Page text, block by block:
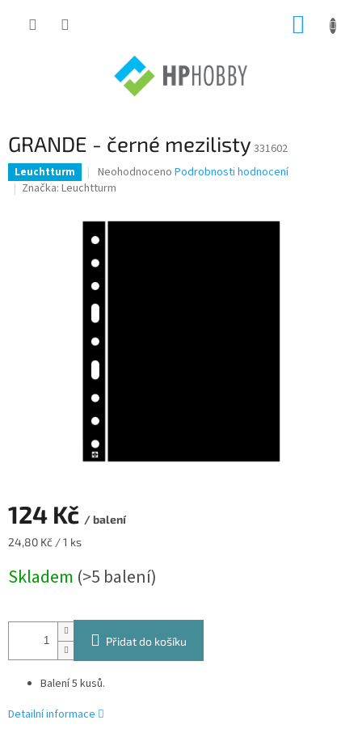
GRANDE - černé mezilisty 331602
Leuchtturm
Průměrné
hodnocení
je
0,0
z
5
hvězdiček.
Neohodnoceno Podrobnosti hodnocení
Značka: Leuchtturm
124 Kč / balení
Měrná
24,80 Kč / 1 ks
Skladem (>5 balení)
Přidat do košíku
Balení 5 kusů.
Detailní informace